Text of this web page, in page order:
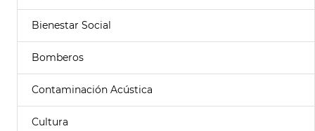
Bienestar Social
Bomberos
Contaminación Acústica
Cultura